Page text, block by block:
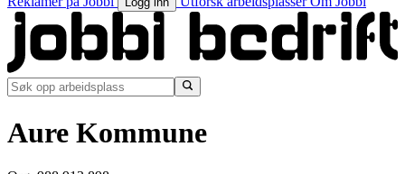
Aure Kommune